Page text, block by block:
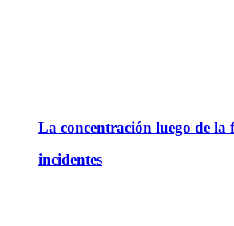
La concentración luego de la
incidentes